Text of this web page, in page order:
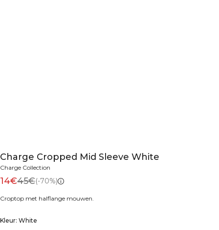
Charge Cropped Mid Sleeve White
Charge Collection
14€45€(-70%)
Croptop met halflange mouwen.
Kleur: White